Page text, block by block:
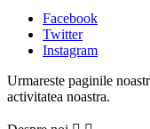
Facebook
Twitter
Instagram
Urmareste paginile
activitatea noastra.